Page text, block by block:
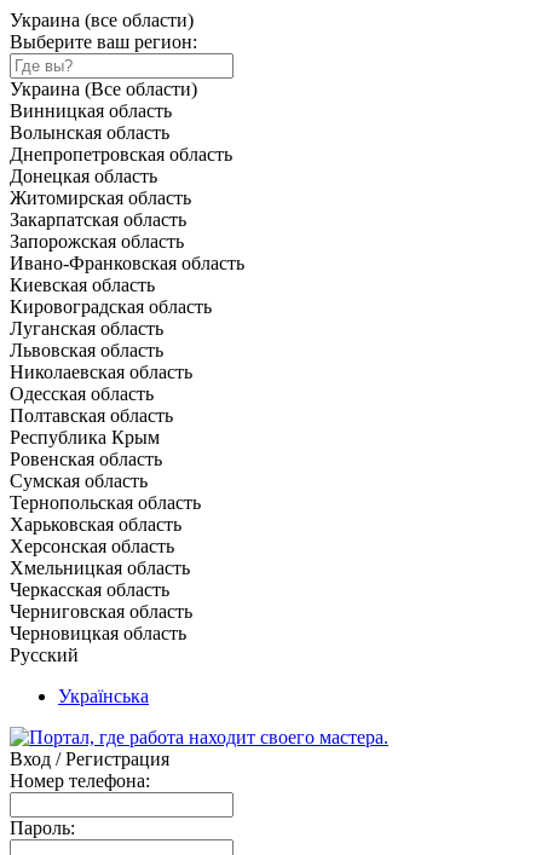
Украина (все области)
Выберите ваш регион:
Украина (Все области)
Винницкая область
Волынская область
Днепропетровская область
Донецкая область
Житомирская область
Закарпатская область
Запорожская область
Ивано-Франковская область
Киевская область
Кировоградская область
Луганская область
Львовская область
Николаевская область
Одесская область
Полтавская область
Республика Крым
Ровенская область
Сумская область
Тернопольская область
Харьковская область
Херсонская область
Хмельницкая область
Черкасская область
Черниговская область
Черновицкая область
Русский
Українська
Вход / Регистрация
Номер телефона:
Пароль: